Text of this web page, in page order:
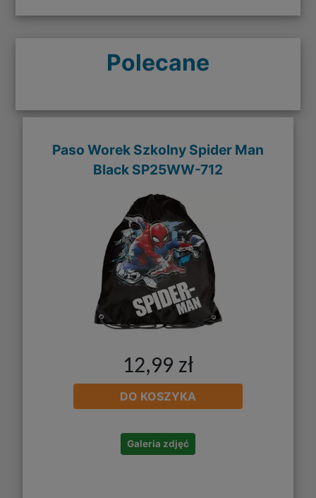
Polecane
Paso Worek Szkolny Spider Man
Black SP25WW-712
12,99 zł
DO KOSZYKA
Galeria zdjęć